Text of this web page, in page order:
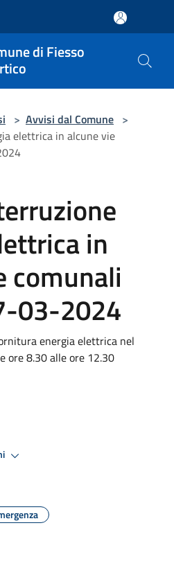
di Fiesso
> Avvisi dal Comune >
elettrica in alcune vie
in
comunali
03-2024
energia elettrica nel
ore 8.30 alle ore 12.30